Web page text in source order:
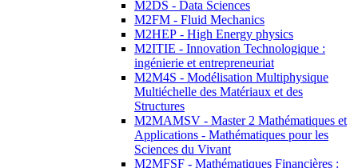
M2DS - Data Sciences
M2FM - Fluid Mechanics
M2HEP - High Energy physics
M2ITIE - Innovation Technologique :
ingénierie et entrepreneuriat
M2M4S - Modélisation Multiphysique
Multiéchelle des Matériaux et des
Structures
M2MAMSV - Master 2 Mathématiques et
Applications - Mathématiques pour les
Sciences du Vivant
M2MFSF - Mathématiques Financières :